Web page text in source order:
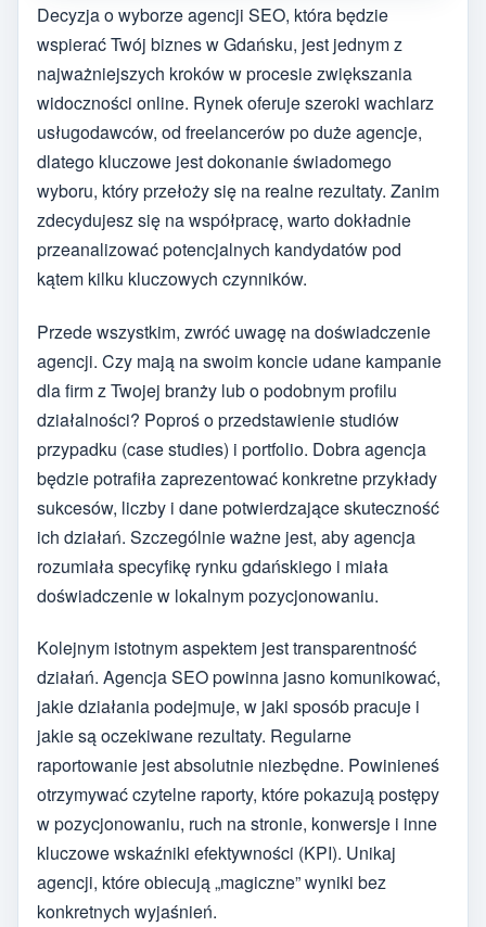
Decyzja o wyborze agencji SEO, która będzie
wspierać Twój biznes w Gdańsku, jest jednym z
najważniejszych kroków w procesie zwiększania
widoczności online. Rynek oferuje szeroki wachlarz
usługodawców, od freelancerów po duże agencje,
dlatego kluczowe jest dokonanie świadomego
wyboru, który przełoży się na realne rezultaty. Zanim
zdecydujesz się na współpracę, warto dokładnie
przeanalizować potencjalnych kandydatów pod
kątem kilku kluczowych czynników.
Przede wszystkim, zwróć uwagę na doświadczenie
agencji. Czy mają na swoim koncie udane kampanie
dla firm z Twojej branży lub o podobnym profilu
działalności? Poproś o przedstawienie studiów
przypadku (case studies) i portfolio. Dobra agencja
będzie potrafiła zaprezentować konkretne przykłady
sukcesów, liczby i dane potwierdzające skuteczność
ich działań. Szczególnie ważne jest, aby agencja
rozumiała specyfikę rynku gdańskiego i miała
doświadczenie w lokalnym pozycjonowaniu.
Kolejnym istotnym aspektem jest transparentność
działań. Agencja SEO powinna jasno komunikować,
jakie działania podejmuje, w jaki sposób pracuje i
jakie są oczekiwane rezultaty. Regularne
raportowanie jest absolutnie niezbędne. Powinieneś
otrzymywać czytelne raporty, które pokazują postępy
w pozycjonowaniu, ruch na stronie, konwersje i inne
kluczowe wskaźniki efektywności (KPI). Unikaj
agencji, które obiecują „magiczne” wyniki bez
konkretnych wyjaśnień.